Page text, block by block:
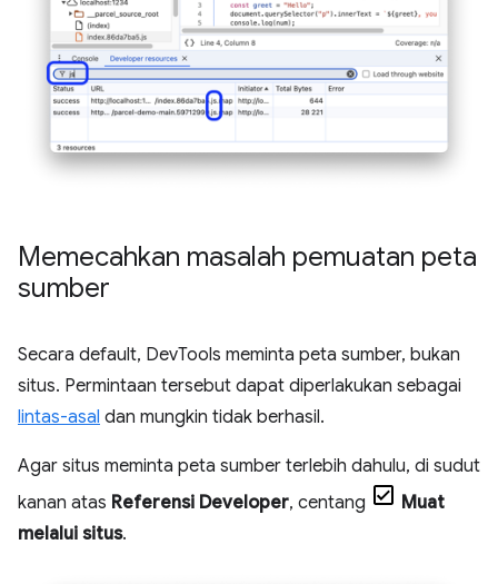
Memecahkan masalah pemuatan peta
sumber
Secara default, DevTools meminta peta sumber, bukan
situs. Permintaan tersebut dapat diperlakukan sebagai
lintas-asal dan mungkin tidak berhasil.
Agar situs meminta peta sumber terlebih dahulu, di sudut
kanan atas Referensi Developer, centang
Muat
melalui situs.